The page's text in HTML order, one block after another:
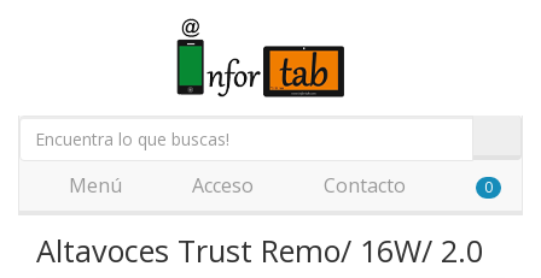
Menú Acceso Contacto 0
Altavoces Trust Remo/ 16W/ 2.0